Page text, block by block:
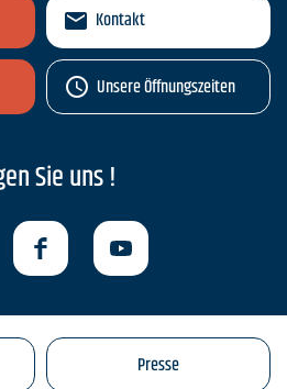
Kontakt
Unsere Öffnungszeiten
Sie uns !
Presse